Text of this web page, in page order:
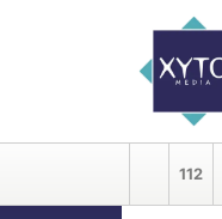
112